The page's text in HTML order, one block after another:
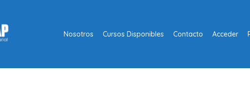
Nosotros Cursos Disponibles Contacto Acceder